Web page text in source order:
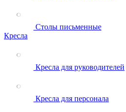
Столы письменные
Кресла
Кресла для руководителей
Кресла для персонала